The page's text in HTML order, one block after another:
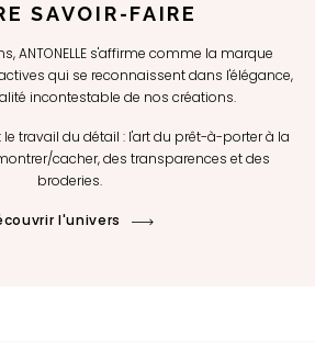
SAVOIR-FAIRE
ANTONELLE s'affirme comme la marque
qui se reconnaissent dans l'élégance,
incontestable de nos créations.
le travail du détail : l'art du prêt-à-porter à la
cacher, des transparences et des
broderies.
l'univers